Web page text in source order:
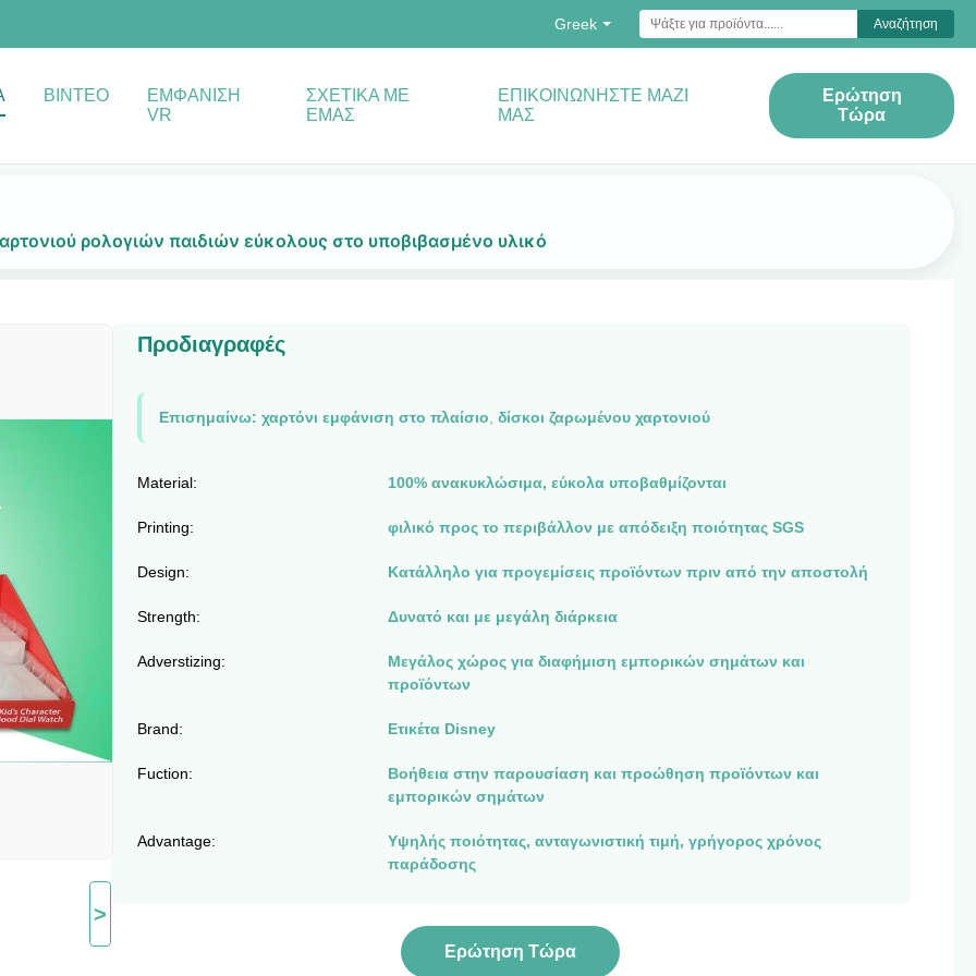
Greek Αναζήτηση
ΒΊΝΤΕΟ
ΕΜΦΆΝΙΣΗ
VR
ΣΧΕΤΙΚΆ ΜΕ
ΕΜΆΣ
ΕΠΙΚΟΙΝΩΝΉΣΤΕ ΜΑΖΊ
ΜΑΣ
Ερώτηση
Τώρα
ρολογιών παιδιών εύκολους στο υποβιβασμένο υλικό
>
Προδιαγραφές
Επισημαίνω: χαρτόνι εμφάνιση στο πλαίσιο δίσκοι ζαρωμένου χαρτονιού
Material: 100% ανακυκλώσιμα, εύκολα υποβαθμίζονται
Printing: φιλικό προς το περιβάλλον με απόδειξη ποιότητας SGS
Design: Κατάλληλο για προγεμίσεις προϊόντων πριν από την αποστολή
Strength: Δυνατό και με μεγάλη διάρκεια
Adverstizing:
Μεγάλος χώρος για διαφήμιση εμπορικών σημάτων και
προϊόντων
Brand: Ετικέτα Disney
Fuction:
Βοήθεια στην παρουσίαση και προώθηση προϊόντων και
εμπορικών σημάτων
Advantage:
Υψηλής ποιότητας, ανταγωνιστική τιμή, γρήγορος χρόνος
παράδοσης
Ερώτηση Τώρα